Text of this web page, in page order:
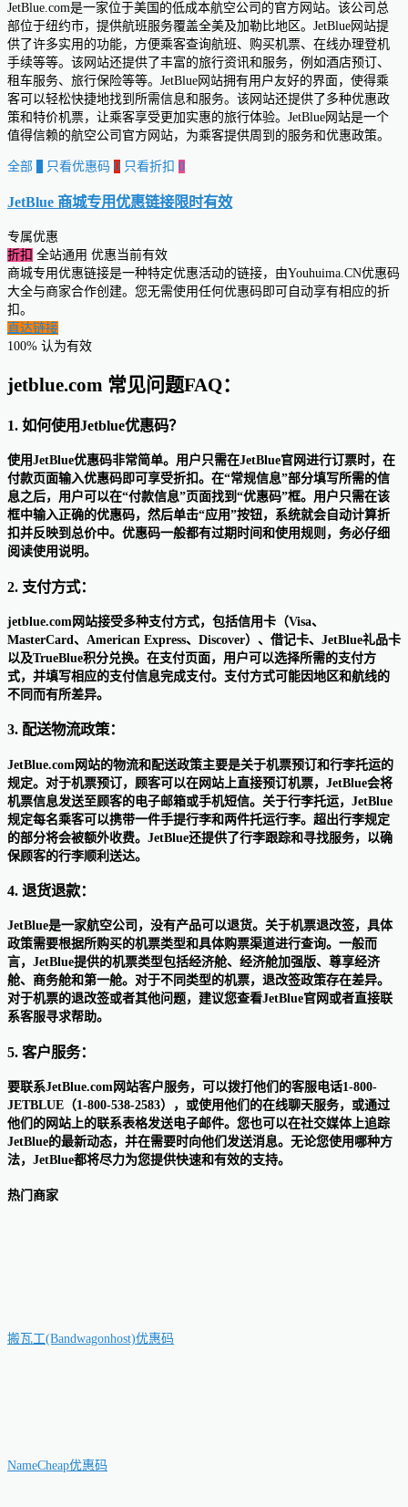
JetBlue.com是一家位于美国的低成本航空公司的官方网站。该公司总
部位于纽约市，提供航班服务覆盖全美及加勒比地区。JetBlue网站提
供了许多实用的功能，方便乘客查询航班、购买机票、在线办理登机
手续等等。该网站还提供了丰富的旅行资讯和服务，例如酒店预订、
租车服务、旅行保险等等。JetBlue网站拥有用户友好的界面，使得乘
客可以轻松快捷地找到所需信息和服务。该网站还提供了多种优惠政
策和特价机票，让乘客享受更加实惠的旅行体验。JetBlue网站是一个
值得信赖的航空公司官方网站，为乘客提供周到的服务和优惠政策。
全部 只看优惠码 0 只看折扣 0
JetBlue 商城专用优惠链接限时有效
专属优惠
折扣
全站通用 优惠当前有效
商城专用优惠链接是一种特定优惠活动的链接，由Youhuima.CN优惠码
大全与商家合作创建。您无需使用任何优惠码即可自动享有相应的折
扣。
直达链接
100% 认为有效
jetblue.com 常见问题FAQ：
1. 如何使用Jetblue优惠码？
使用JetBlue优惠码非常简单。用户只需在JetBlue官网进行订票时，在
付款页面输入优惠码即可享受折扣。在“常规信息”部分填写所需的信
息之后，用户可以在“付款信息”页面找到“优惠码”框。用户只需在该
框中输入正确的优惠码，然后单击“应用”按钮，系统就会自动计算折
扣并反映到总价中。优惠码一般都有过期时间和使用规则，务必仔细
阅读使用说明。
2. 支付方式：
jetblue.com网站接受多种支付方式，包括信用卡（Visa、
MasterCard、American Express、Discover）、借记卡、JetBlue礼品卡
以及TrueBlue积分兑换。在支付页面，用户可以选择所需的支付方
式，并填写相应的支付信息完成支付。支付方式可能因地区和航线的
不同而有所差异。
3. 配送物流政策：
JetBlue.com网站的物流和配送政策主要是关于机票预订和行李托运的
规定。对于机票预订，顾客可以在网站上直接预订机票，JetBlue会将
机票信息发送至顾客的电子邮箱或手机短信。关于行李托运，JetBlue
规定每名乘客可以携带一件手提行李和两件托运行李。超出行李规定
的部分将会被额外收费。JetBlue还提供了行李跟踪和寻找服务，以确
保顾客的行李顺利送达。
4. 退货退款：
JetBlue是一家航空公司，没有产品可以退货。关于机票退改签，具体
政策需要根据所购买的机票类型和具体购票渠道进行查询。一般而
言，JetBlue提供的机票类型包括经济舱、经济舱加强版、尊享经济
舱、商务舱和第一舱。对于不同类型的机票，退改签政策存在差异。
对于机票的退改签或者其他问题，建议您查看JetBlue官网或者直接联
系客服寻求帮助。
5. 客户服务：
要联系JetBlue.com网站客户服务，可以拨打他们的客服电话1-800-
JETBLUE（1-800-538-2583），或使用他们的在线聊天服务，或通过
他们的网站上的联系表格发送电子邮件。您也可以在社交媒体上追踪
JetBlue的最新动态，并在需要时向他们发送消息。无论您使用哪种方
法，JetBlue都将尽力为您提供快速和有效的支持。
热门商家
搬瓦工(Bandwagonhost)优惠码
NameCheap优惠码